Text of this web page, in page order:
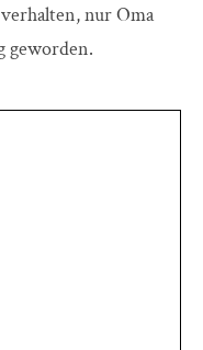
nur Oma
geworden.